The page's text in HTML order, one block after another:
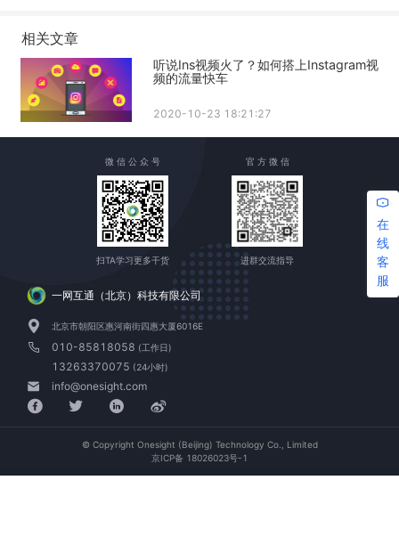
相关文章
听说Ins视频火了？如何搭上Instagram视
频的流量快车
2020-10-23 18:21:27
在
线
客
服
一网互通（北京）科技有限公司
北京市朝阳区惠河南街四惠大厦6016E
010-85818058 (工作日)
13263370075 (24小时)
info@onesight.com
微 信 公 众 号
扫TA学习更多干货
官 方 微 信
进群交流指导
© Copyright Onesight (Beijing) Technology Co., Limited
京ICP备 18026023号-1